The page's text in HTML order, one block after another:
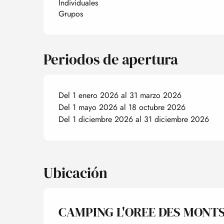
Individuales
Grupos
Periodos de apertura
Del 1 enero 2026 al 31 marzo 2026
Del 1 mayo 2026 al 18 octubre 2026
Del 1 diciembre 2026 al 31 diciembre 2026
Ubicación
CAMPING L'OREE DES